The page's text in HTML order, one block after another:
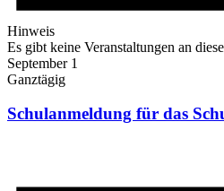
Hinweis
Es gibt keine Veranstaltungen an
September 1
Ganztägig
Schulanmeldung für das